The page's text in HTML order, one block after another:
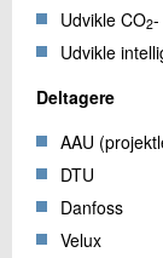
Udvikle CO2-
Udvikle
Deltagere
AAU
DTU
Danfoss
Velux